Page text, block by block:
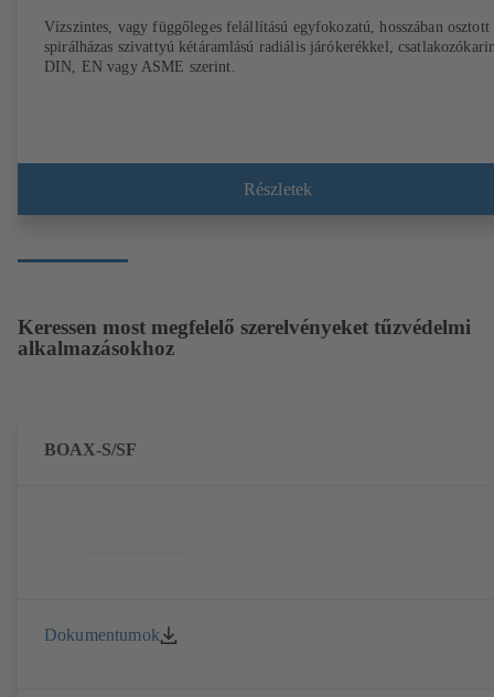
Vízszintes, vagy függőleges felállítású egyfokozatú, hosszában osztott
spirálházas szivattyú kétáramlású radiális járókerékkel,
DIN, EN vagy ASME szerint.
Részletek
Keressen most megfelelő szerelvényeket tűzvédelmi
alkalmazásokhoz
BOAX-S/SF
Dokumentumok